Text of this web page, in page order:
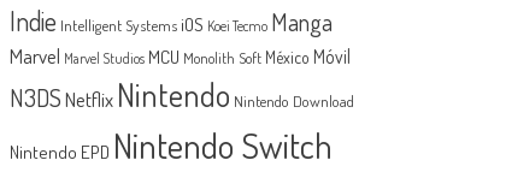
Indie Intelligent Systems iOS Koei Tecmo Manga
Marvel Marvel Studios MCU Monolith Soft México Móvil
N3DSNetflix Nintendo Nintendo Download
Nintendo EPD Nintendo Switch